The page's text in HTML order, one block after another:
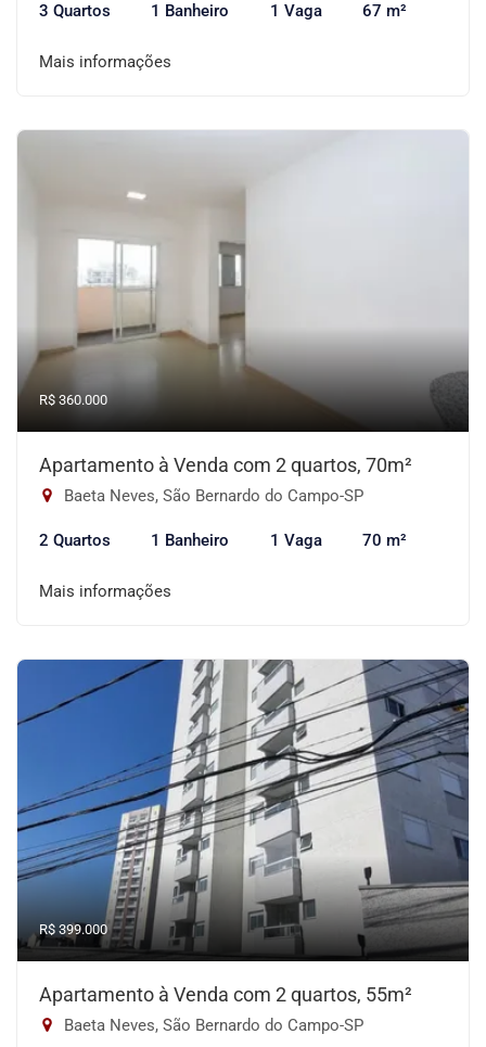
3 Quartos 1 Banheiro 1 Vaga 67 m²
Mais informações
R$ 360.000
Apartamento à Venda com 2 quartos, 70m²
Baeta Neves, São Bernardo do Campo-SP
2 Quartos 1 Banheiro 1 Vaga 70 m²
Mais informações
R$ 399.000
Apartamento à Venda com 2 quartos, 55m²
Baeta Neves, São Bernardo do Campo-SP